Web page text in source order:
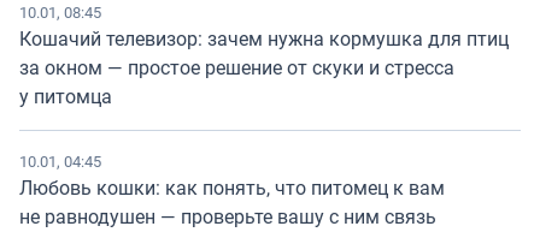
10.01, 08:45
Кошачий телевизор: зачем нужна кормушка для птиц
за окном — простое решение от скуки и стресса
у питомца
10.01, 04:45
Любовь кошки: как понять, что питомец к вам
не равнодушен — проверьте вашу с ним связь